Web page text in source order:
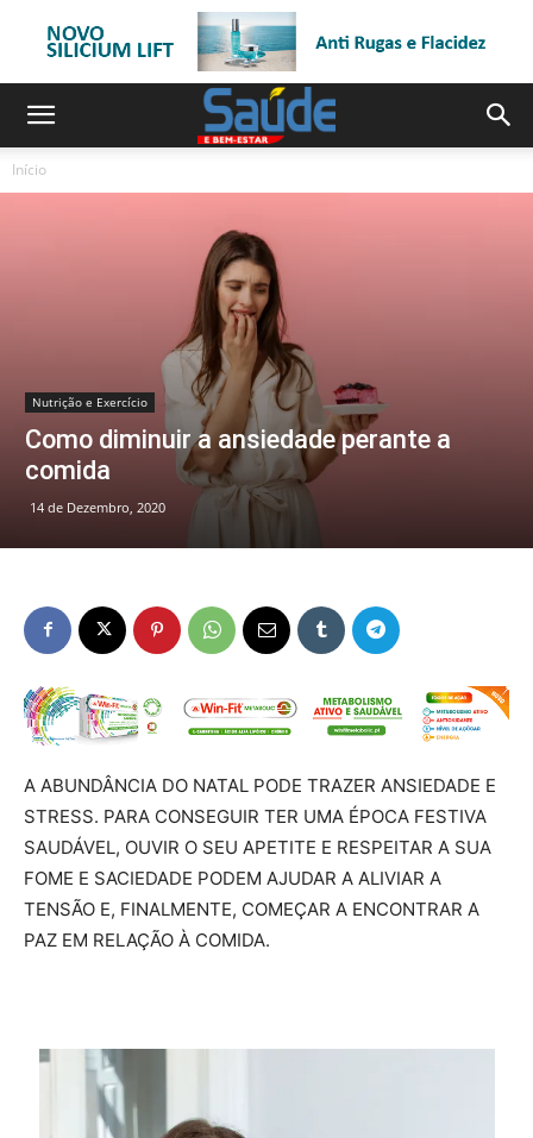
Início
Nutrição e Exercício
Como diminuir a ansiedade perante a
comida
14 de Dezembro, 2020
A ABUNDÂNCIA DO NATAL PODE TRAZER ANSIEDADE E
STRESS. PARA CONSEGUIR TER UMA ÉPOCA FESTIVA
SAUDÁVEL, OUVIR O SEU APETITE E RESPEITAR A SUA
FOME E SACIEDADE PODEM AJUDAR A ALIVIAR A
TENSÃO E, FINALMENTE, COMEÇAR A ENCONTRAR A
PAZ EM RELAÇÃO À COMIDA.